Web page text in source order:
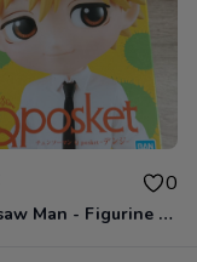
0
Chainsaw Man - Figurine Denji - Banpresto Qposket Bandai